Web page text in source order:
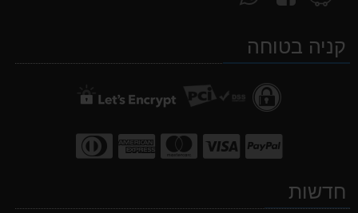
אותנו
Waze
אחרינו
facebookקניה בטוחה
חדשות